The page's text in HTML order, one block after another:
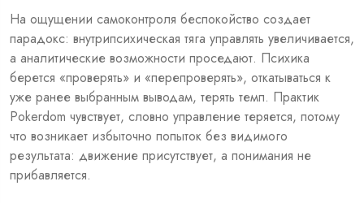
На ощущении самоконтроля беспокойство создает
парадокс: внутрипсихическая тяга управлять увеличивается,
а аналитические возможности проседают. Психика
берется «проверять» и «перепроверять», откатываться к
уже ранее выбранным выводам, терять темп. Практик
Pokerdom чувствует, словно управление теряется, потому
что возникает избыточно попыток без видимого
результата: движение присутствует, а понимания не
прибавляется.